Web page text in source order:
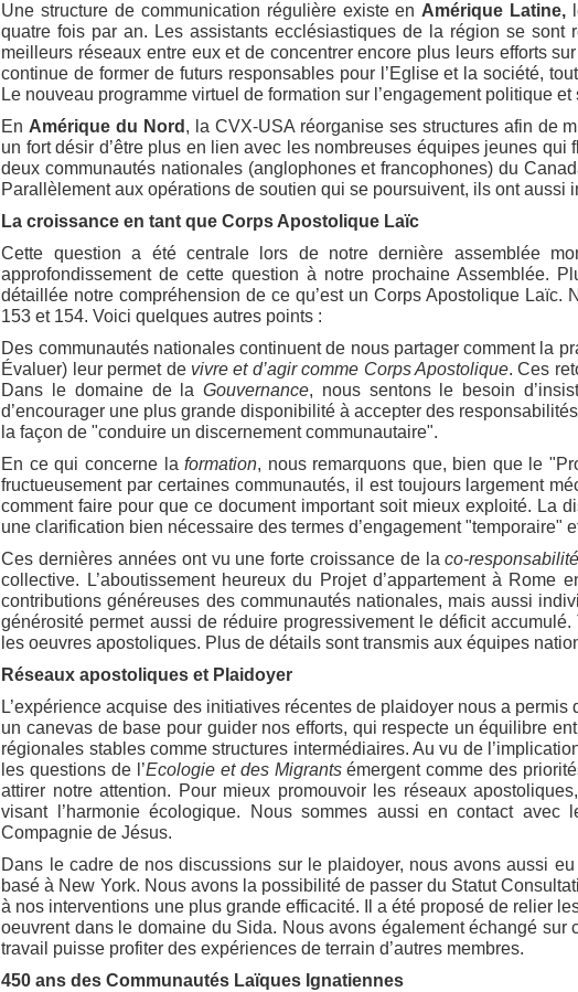
Une structure de communication régulière existe en Amérique Latine,
quatre fois par an. Les assistants ecclésiastiques de la région se
meilleurs réseaux entre eux et de concentrer encore plus leurs efforts
continue de former de futurs responsables pour l’Eglise et la société,
Le nouveau programme virtuel de formation sur l’engagement politique
En Amérique du Nord , la CVX-USA réorganise ses structures afin de
un fort désir d’être plus en lien avec les nombreuses équipes jeunes
deux communautés nationales (anglophones et francophones) du
Parallèlement aux opérations de soutien qui se poursuivent, ils ont
La croissance en tant que Corps Apostolique Laïc
Cette question a été centrale lors de notre dernière assemblée
approfondissement de cette question à notre prochaine Assemblée.
détaillée notre compréhension de ce qu’est un Corps Apostolique
153 et 154. Voici quelques autres points :
Des communautés nationales continuent de nous partager comment la
Évaluer) leur permet de vivre et d’agir comme Corps Apostolique. Ces
Dans le domaine de laGouvernance, nous sentons le besoin
d’encourager une plus grande disponibilité à accepter des
la façon de "conduire un discernement communautaire".
En ce qui concerne laformation, nous remarquons que, bien que le
fructueusement par certaines communautés, il est toujours largement
comment faire pour que ce document important soit mieux exploité. La
une clarification bien nécessaire des termes d’engagement "temporaire"
Ces dernières années ont vu une forte croissance de laco-
collective. L’aboutissement heureux du Projet d’appartement à
contributions généreuses des communautés nationales, mais aussi
générosité permet aussi de réduire progressivement le déficit
les oeuvres apostoliques. Plus de détails sont transmis aux équipes
Réseaux apostoliques et Plaidoyer
L’expérience acquise des initiatives récentes de plaidoyer nous a
un canevas de base pour guider nos efforts, qui respecte un équilibre
régionales stables comme structures intermédiaires. Au vu de
les questions de l’Ecologie et des Migrantsémergent comme des
attirer notre attention. Pour mieux promouvoir les réseaux
visant l’harmonie écologique. Nous sommes aussi en contact
Compagnie de Jésus.
Dans le cadre de nos discussions sur le plaidoyer, nous avons aussi
basé à New York. Nous avons la possibilité de passer du Statut
à nos interventions une plus grande efficacité. Il a été proposé de relier
oeuvrent dans le domaine du Sida. Nous avons également échangé
travail puisse profiter des expériences de terrain d’autres membres.
450 ans des Communautés Laïques Ignatiennes